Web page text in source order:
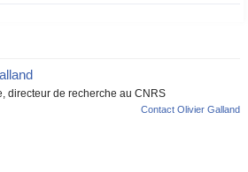
directeur de recherche au CNRS
Contact Olivier Galland